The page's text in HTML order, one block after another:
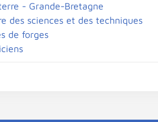
- Grande-Bretagne
des sciences et des techniques
de forges